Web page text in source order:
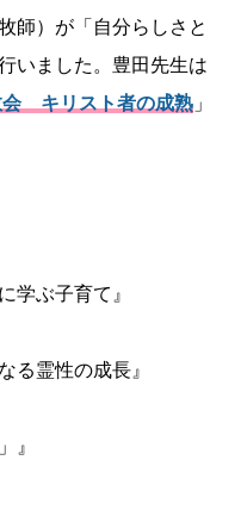
師）が「自分らしさと
いました。豊田先生は
会 キリスト者の成熟 」
学ぶ子育て』
る霊性の成長』
』